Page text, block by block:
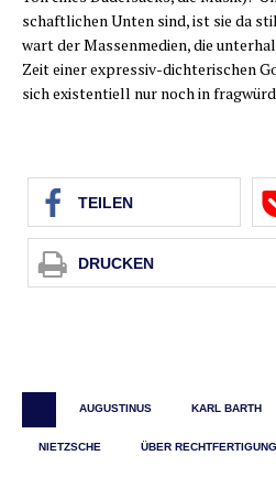
schaft­li­chen Unten sind, ist sie da
wart der Mas­sen­me­di­en, die
Zeit einer expres­siv-dich­te­ri­schen
sich exis­ten­ti­ell nur noch in
TEI­LEN
DRU­CKEN
AUGUSTINUS KARL BARTH
NIETZSCHE ÜBER RECHTFERTIGUNG